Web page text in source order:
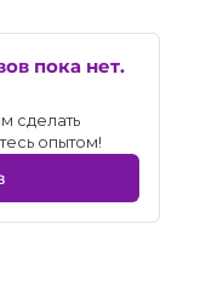
пока нет.
сделать
опытом!